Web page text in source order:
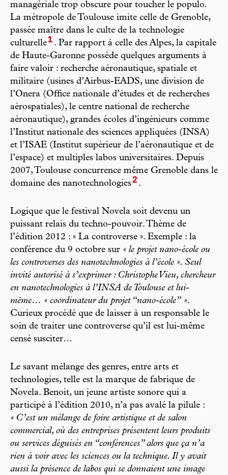
managériale trop obscure pour toucher le populo.
La métropole de Toulouse imite celle de Grenoble,
passée maître dans le culte de la technologie
culturelle1 . Par rapport à celle des Alpes, la capitale
de Haute-Garonne possède quelques arguments à
faire valoir : recherche aéronautique, spatiale et
militaire (usines d’Airbus-EADS, une division de
l’Onera (Office nationale d’études et de recherches
aérospatiales), le centre national de recherche
aéronautique), grandes écoles d’ingénieurs comme
l’Institut nationale des sciences appliquées (INSA)
et l’ISAE (Institut supérieur de l’aéronautique et de
l’espace) et multiples labos universitaires. Depuis
2007, Toulouse concurrence même Grenoble dans le
domaine des nanotechnologies2 .
Logique que le festival Novela soit devenu un
puissant relais du techno-pouvoir. Thème de
l’édition 2012 : « La controverse ». Exemple : la
conférence du 9 octobre sur « le projet nano-école ou
les controverses des nanotechnologies à l’école ». Seul
invité autorisé à s’exprimer : Christophe Vieu, chercheur
en nanotechnologies à l’INSA de Toulouse et lui-
même… « coordinateur du projet “nano-école” ».
Curieux procédé que de laisser à un responsable le
soin de traiter une controverse qu’il est lui-même
censé susciter…
Le savant mélange des genres, entre arts et
technologies, telle est la marque de fabrique de
Novela. Benoit, un jeune artiste sonore qui a
participé à l’édition 2010, n’a pas avalé la pilule :
« C’est un mélange de foire artistique et de salon
commercial, où des entreprises présentent leurs produits
ou services déguisés en “conférences” alors que ça n’a
rien à voir avec les sciences ou la technique. Il y avait
aussi la présence de labos qui se donnaient une image